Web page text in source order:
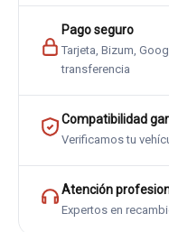
Pago seguro
Tarjeta, Bizum,
transferencia
Compatibilidad
Verificamos tu
Atención
Expertos en